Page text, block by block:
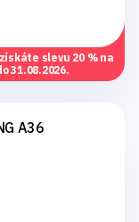
získáte slevu 20 % na
31.08.2026.
A36